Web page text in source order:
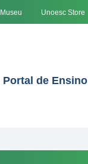
Museu Unoesc Store
Portal de Ensino